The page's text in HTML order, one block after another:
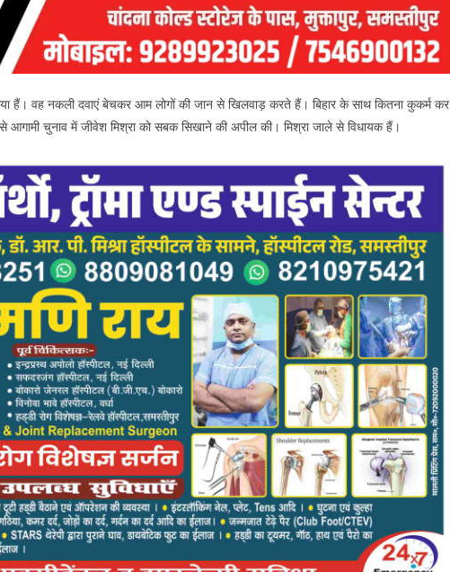
हैं। वह नकली दवाएं बेचकर आम लोगों की जान से खिलवाड़ करते हैं। बिहार के साथ कितना कुकर्म कर
आगामी चुनाव में जीवेश मिश्रा को सबक सिखाने की अपील की। मिश्रा जाले से विधायक हैं।